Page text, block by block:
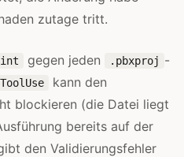
zutage tritt.
gegen jeden .pbxproj -
kann den
blockieren (die Datei liegt
bereits auf der
den Validierungsfehler